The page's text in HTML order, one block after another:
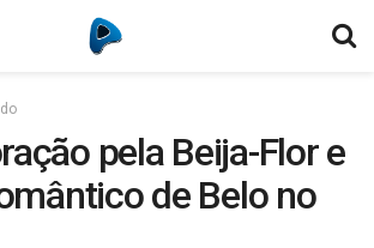
pela Beija-Flor e
de Belo no